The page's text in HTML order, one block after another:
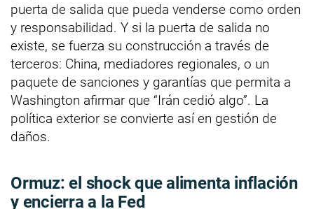
puerta de salida que pueda venderse como orden
y responsabilidad. Y si la puerta de salida no
existe, se fuerza su construcción a través de
terceros: China, mediadores regionales, o un
paquete de sanciones y garantías que permita a
Washington afirmar que “Irán cedió algo”. La
política exterior se convierte así en gestión de
daños.
Ormuz: el shock que alimenta inflación
y encierra a la Fed